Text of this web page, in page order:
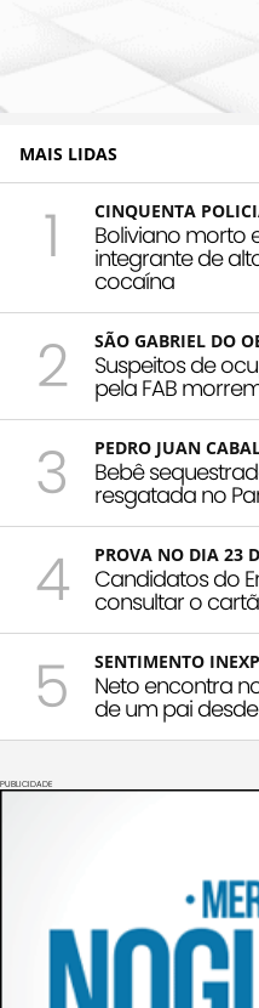
MAIS LIDAS
1 CINQUENTA
Boliviano morto
integrante de
cocaína
2 SÃO GABRIEL DO
Suspeitos de
pela FAB
3 PEDRO JUAN
Bebê
resgatada no
4 PROVA NO DIA 23
Candidatos do
consultar o
5 SENTIMENTO
Neto encontra
de um pai
PUBLICIDADE